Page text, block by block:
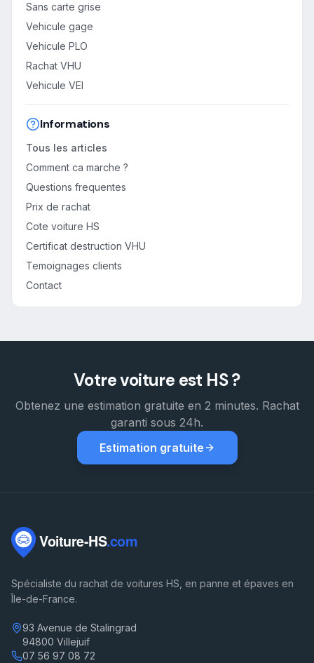
Sans carte grise
Vehicule gage
Vehicule PLO
Rachat VHU
Vehicule VEI
Informations
Tous les articles
Comment ca marche ?
Questions frequentes
Prix de rachat
Cote voiture HS
Certificat destruction VHU
Temoignages clients
Contact
Votre voiture est HS ?
Obtenez une estimation gratuite en 2 minutes. Rachat
garanti sous 24h.
Estimation gratuite
Spécialiste du rachat de voitures HS, en panne et épaves en
Île-de-France.
93 Avenue de Stalingrad
94800 Villejuif
07 56 97 08 72